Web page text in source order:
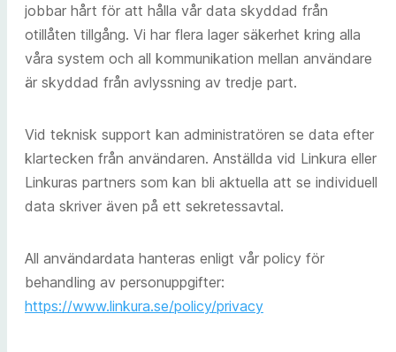
jobbar hårt för att hålla vår data skyddad från
otillåten tillgång. Vi har flera lager säkerhet kring alla
våra system och all kommunikation mellan användare
är skyddad från avlyssning av tredje part.
Vid teknisk support kan administratören se data efter
klartecken från användaren. Anställda vid Linkura eller
Linkuras partners som kan bli aktuella att se individuell
data skriver även på ett sekretessavtal.
All användardata hanteras enligt vår policy för
behandling av personuppgifter:
https://www.linkura.se/policy/privacy